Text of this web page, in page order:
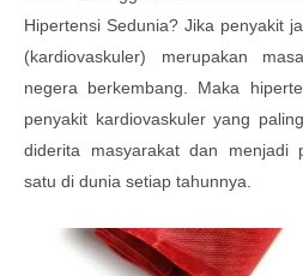
Hipertensi Sedunia? Jika penyakit
(kardiovaskuler) merupakan
negera berkembang. Maka
penyakit kardiovaskuler yang
diderita masyarakat dan menjadi
satu di dunia setiap tahunnya.